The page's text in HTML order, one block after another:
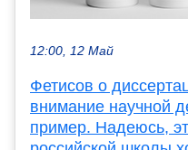
12:00, 12 Май
Фетисов о
внимание научной
пример. Надеюсь,